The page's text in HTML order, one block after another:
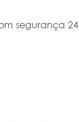
segurança 24